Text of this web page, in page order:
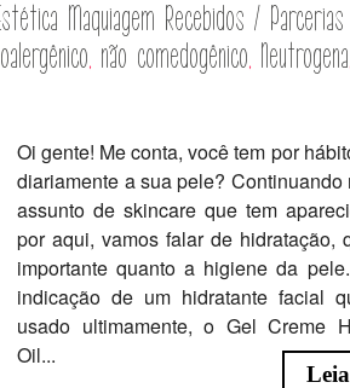
Maquiagem Recebidos / Parcerias
, não comedogênico, Neutrogena
Oi gente! Me conta, você tem por
diariamente a sua pele? Continuando
assunto de skincare que tem
por aqui, vamos falar de hidratação,
importante quanto a higiene da
indicação de um hidratante facial
usado ultimamente, o Gel Creme
Oil...